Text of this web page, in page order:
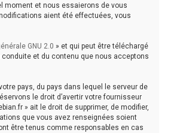
moment et nous essaierons de vous
aient été effectuées, vous
GNU 2.0 » et qui peut être téléchargé
et du contenu que nous acceptons
pays, du pays dans lequel le serveur de
le droit d’avertir votre fournisseur
» ait le droit de supprimer, de modifier,
que vous avez renseignées soient
être tenus comme responsables en cas